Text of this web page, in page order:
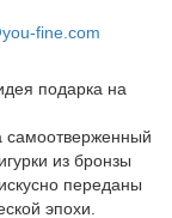
Статуэтки
фото,
в Москве
2018 года
fine.com
подарка на
самоотверженный
из бронзы
переданы
эпохи.